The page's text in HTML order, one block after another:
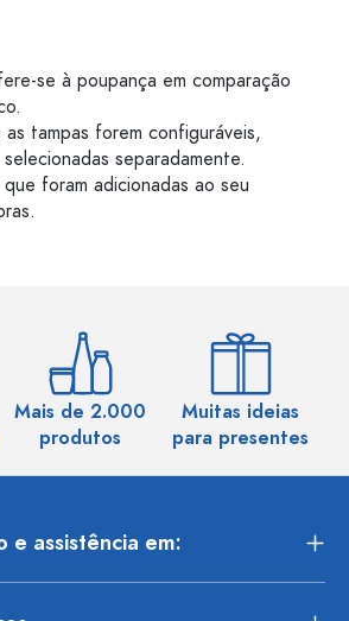
se à poupança em comparação
as tampas forem configuráveis,
separadamente.
foram adicionadas ao seu
Mais de 2.000
produtos
Muitas ideias
para presentes
e assistência em: